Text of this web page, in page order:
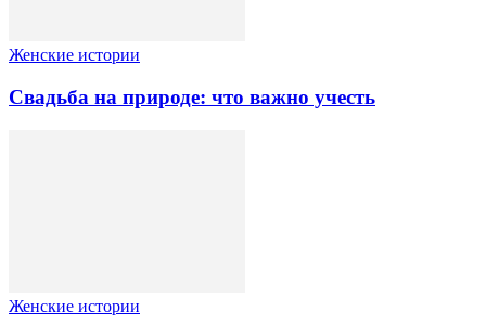
Женские истории
Свадьба на природе: что важно учесть
Женские истории